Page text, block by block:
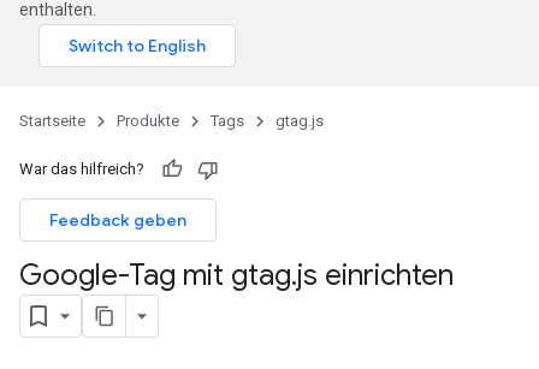
enthalten.
Startseite Produkte Tags gtag.js
War das hilfreich?
Feedback geben
Google-Tag mit gtag.js einrichten